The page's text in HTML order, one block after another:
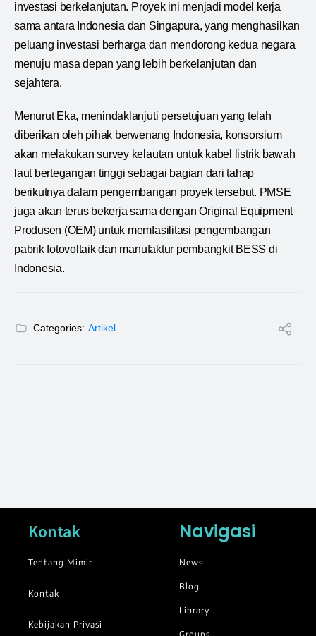
investasi berkelanjutan. Proyek ini menjadi model kerja
sama antara Indonesia dan Singapura, yang menghasilkan
peluang investasi berharga dan mendorong kedua negara
menuju masa depan yang lebih berkelanjutan dan
sejahtera.
Menurut Eka, menindaklanjuti persetujuan yang telah
diberikan oleh pihak berwenang Indonesia, konsorsium
akan melakukan survey kelautan untuk kabel listrik bawah
laut bertegangan tinggi sebagai bagian dari tahap
berikutnya dalam pengembangan proyek tersebut. PMSE
juga akan terus bekerja sama dengan Original Equipment
Produsen (OEM) untuk memfasilitasi pengembangan
pabrik fotovoltaik dan manufaktur pembangkit BESS di
Indonesia.
Categories: Artikel
Kontak
Tentang Mimir
Kontak
Kebijakan Privasi
Navigasi
News
Blog
Library